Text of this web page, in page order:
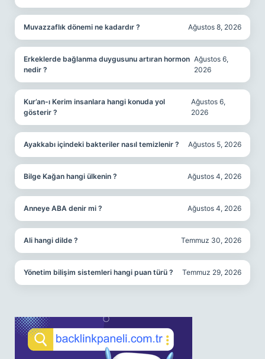
Muvazzaflık dönemi ne kadardır ? Ağustos 8, 2026
Erkeklerde bağlanma duygusunu artıran hormon
nedir ?
Ağustos 6,
2026
Kur’an-ı Kerim insanlara hangi konuda yol
gösterir ?
Ağustos 6,
2026
Ayakkabı içindeki bakteriler nasıl temizlenir ? Ağustos 5, 2026
Bilge Kağan hangi ülkenin ? Ağustos 4, 2026
Anneye ABA denir mi ? Ağustos 4, 2026
Ali hangi dilde ? Temmuz 30, 2026
Yönetim bilişim sistemleri hangi puan türü ? Temmuz 29, 2026